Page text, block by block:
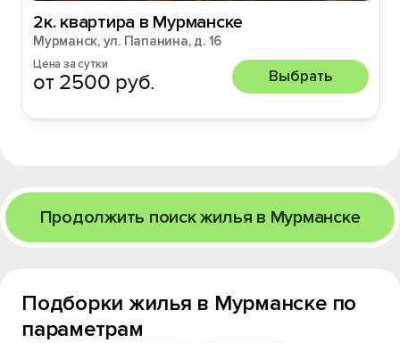
2к. квартира в Мурманске
Мурманск, ул. Папанина, д. 16
Цена за сутки
от 2500 руб. Выбрать
Продолжить поиск жилья в Мурманске
Подборки жилья в Мурманске по
параметрам